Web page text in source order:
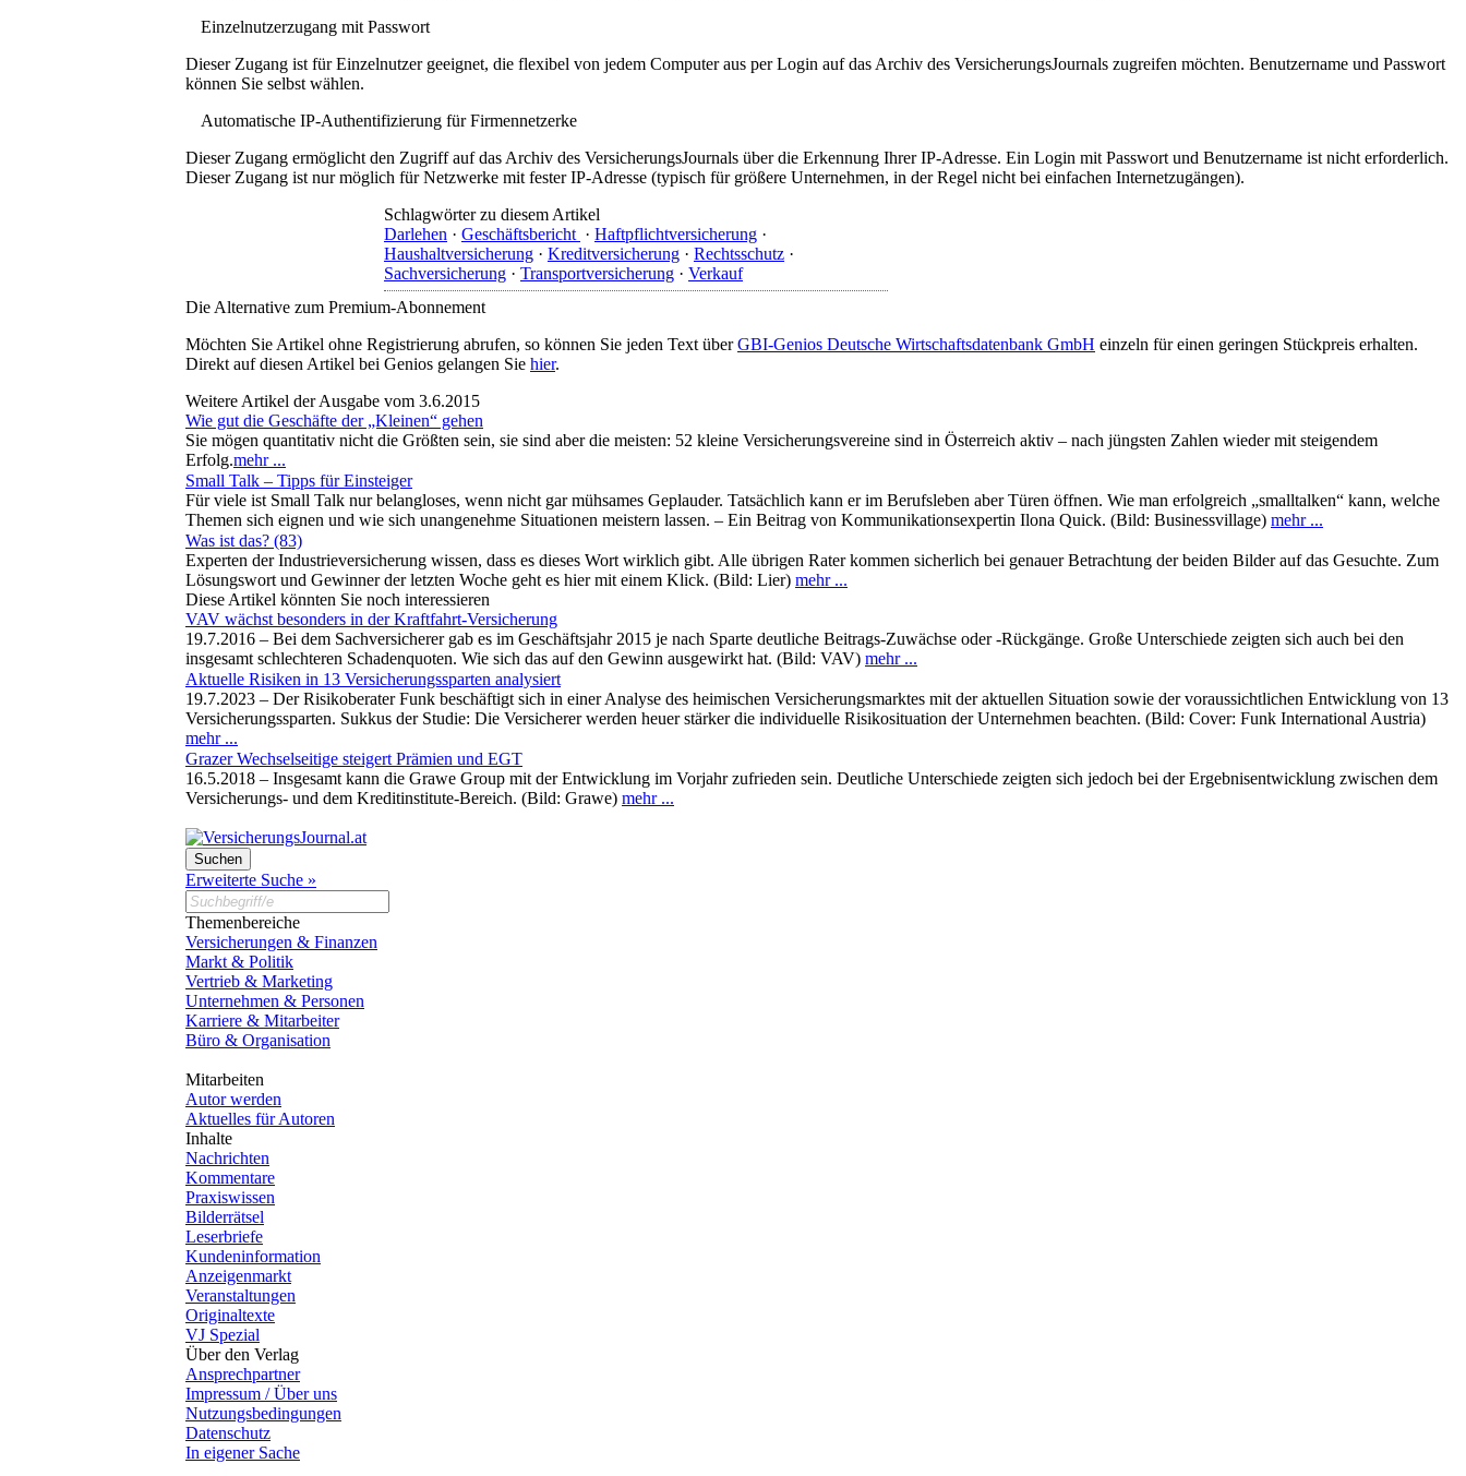
Einzelnutzerzugang mit Passwort
Dieser Zugang ist für Einzelnutzer geeignet, die flexibel von jedem Computer aus per Login auf das Archiv des VersicherungsJournals zugreifen möchten. Benutzername und Passwort
können Sie selbst wählen.
Automatische IP-Authentifizierung für Firmennetzerke
Dieser Zugang ermöglicht den Zugriff auf das Archiv des VersicherungsJournals über die Erkennung Ihrer IP-Adresse. Ein Login mit Passwort und Benutzername ist nicht erforderlich.
Dieser Zugang ist nur möglich für Netzwerke mit fester IP-Adresse (typisch für größere Unternehmen, in der Regel nicht bei einfachen Internetzugängen).
Schlagwörter zu diesem Artikel
Darlehen · Geschäftsbericht · Haftpflichtversicherung ·
Haushaltversicherung · Kreditversicherung · Rechtsschutz ·
Sachversicherung · Transportversicherung · Verkauf
Die Alternative zum Premium-Abonnement
Möchten Sie Artikel ohne Registrierung abrufen, so können Sie jeden Text überGBI-Genios Deutsche Wirtschaftsdatenbank GmbH einzeln für einen geringen Stückpreis erhalten.
Direkt auf diesen Artikel bei Genios gelangen Sie hier.
Weitere Artikel der Ausgabe vom 3.6.2015
Wie gut die Geschäfte der „Kleinen“ gehen
Sie mögen quantitativ nicht die Größten sein, sie sind aber die meisten: 52 kleine Versicherungsvereine sind in Österreich aktiv – nach jüngsten Zahlen wieder mit steigendem
Erfolg.mehr ...
Small Talk – Tipps für Einsteiger
Für viele ist Small Talk nur belangloses, wenn nicht gar mühsames Geplauder. Tatsächlich kann er im Berufsleben aber Türen öffnen. Wie man erfolgreich „smalltalken“ kann, welche
Themen sich eignen und wie sich unangenehme Situationen meistern lassen. – Ein Beitrag von Kommunikationsexpertin Ilona Quick. (Bild: Businessvillage) mehr ...
Was ist das? (83)
Experten der Industrieversicherung wissen, dass es dieses Wort wirklich gibt. Alle übrigen Rater kommen sicherlich bei genauer Betrachtung der beiden Bilder auf das Gesuchte. Zum
Lösungswort und Gewinner der letzten Woche geht es hier mit einem Klick. (Bild: Lier) mehr ...
Diese Artikel könnten Sie noch interessieren
VAV wächst besonders in der Kraftfahrt-Versicherung
19.7.2016 – Bei dem Sachversicherer gab es im Geschäftsjahr 2015 je nach Sparte deutliche Beitrags-Zuwächse oder -Rückgänge. Große Unterschiede zeigten sich auch bei den
insgesamt schlechteren Schadenquoten. Wie sich das auf den Gewinn ausgewirkt hat. (Bild: VAV) mehr ...
Aktuelle Risiken in 13 Versicherungssparten analysiert
19.7.2023 – Der Risikoberater Funk beschäftigt sich in einer Analyse des heimischen Versicherungsmarktes mit der aktuellen Situation sowie der voraussichtlichen Entwicklung von 13
Versicherungssparten. Sukkus der Studie: Die Versicherer werden heuer stärker die individuelle Risikosituation der Unternehmen beachten. (Bild: Cover: Funk International Austria)
mehr ...
Grazer Wechselseitige steigert Prämien und EGT
16.5.2018 – Insgesamt kann die Grawe Group mit der Entwicklung im Vorjahr zufrieden sein. Deutliche Unterschiede zeigten sich jedoch bei der Ergebnisentwicklung zwischen dem
Versicherungs- und dem Kreditinstitute-Bereich. (Bild: Grawe) mehr ...
Erweiterte Suche »
Themenbereiche
Versicherungen & Finanzen
Markt & Politik
Vertrieb & Marketing
Unternehmen & Personen
Karriere & Mitarbeiter
Büro & Organisation
Mitarbeiten
Autor werden
Aktuelles für Autoren
Inhalte
Nachrichten
Kommentare
Praxiswissen
Bilderrätsel
Leserbriefe
Kundeninformation
Anzeigenmarkt
Veranstaltungen
Originaltexte
VJ Spezial
Über den Verlag
Ansprechpartner
Impressum / Über uns
Nutzungsbedingungen
Datenschutz
In eigener Sache